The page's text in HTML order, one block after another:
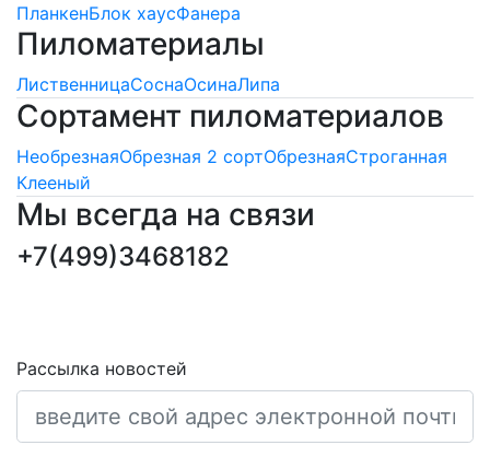
ПланкенБлок хаусФанера
Пиломатериалы
ЛиственницаСоснаОсинаЛипа
Сортамент пиломатериалов
НеобрезнаяОбрезная 2 сортОбрезнаяСтроганная
Клееный
Мы всегда на связи
+7(499)3468182
Рассылка новостей